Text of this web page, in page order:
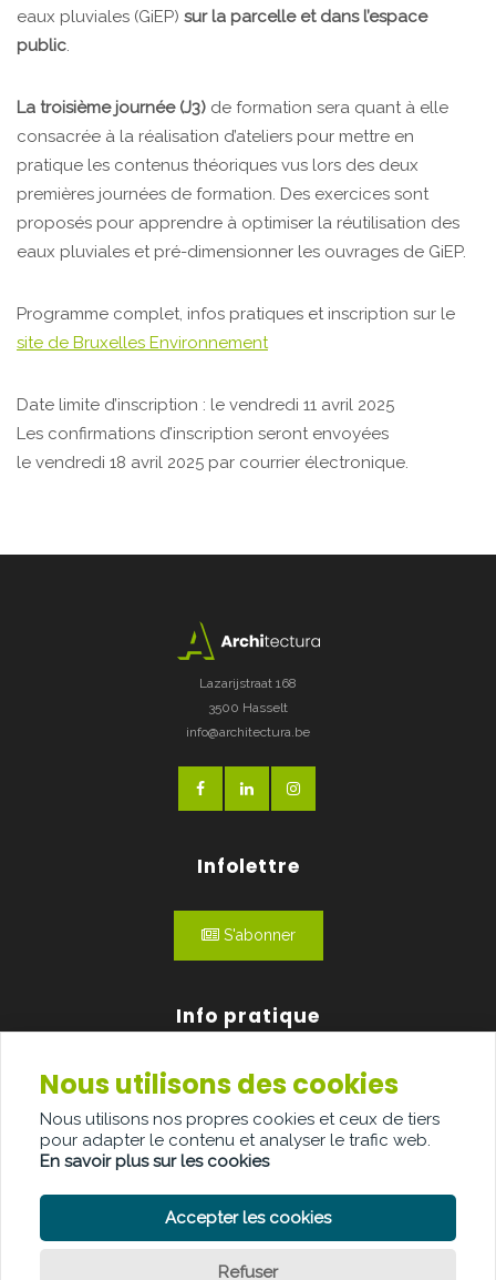
eaux pluviales (GiEP) sur la parcelle et dans l’espace
public.
La troisième journée (J3) de formation sera quant à elle
consacrée à la réalisation d’ateliers pour mettre en
pratique les contenus théoriques vus lors des deux
premières journées de formation. Des exercices sont
proposés pour apprendre à optimiser la réutilisation des
eaux pluviales et pré-dimensionner les ouvrages de GiEP.
Programme complet, infos pratiques et inscription sur le
site de Bruxelles Environnement
Date limite d’inscription : le vendredi 11 avril 2025
Les confirmations d’inscription seront envoyées
le vendredi 18 avril 2025 par courrier électronique.
Lazarijstraat 168
3500 Hasselt
info@architectura.be
Infolettre
S'abonner
Info pratique
Qui sommes-nous?
Publicité
Contact
Nous utilisons des cookies
Nous utilisons nos propres cookies et ceux de tiers
pour adapter le contenu et analyser le trafic web.
En savoir plus sur les cookies
Accepter les cookies
Refuser